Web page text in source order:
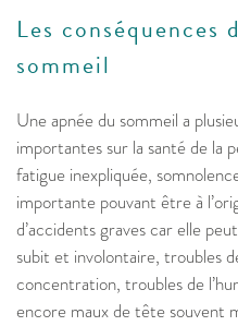
Les conséquences
sommeil
Une apnée du sommeil a
importantes sur la santé de la
fatigue inexpliquée,
importante pouvant être à
d’accidents graves car elle
subit et involontaire, troubles
concentration, troubles de
encore maux de tête souvent